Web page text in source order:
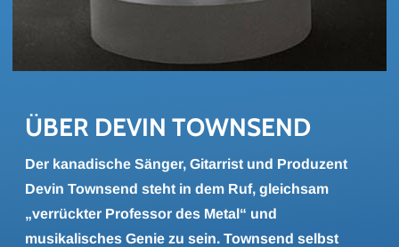
ÜBER DEVIN TOWN­SEND
Der kanadische Sänger, Gitarrist und Produzent
Devin Townsend steht in dem Ruf, gleichsam
„verrückter Professor des Metal“ und
musikalisches Genie zu sein. Townsend selbst